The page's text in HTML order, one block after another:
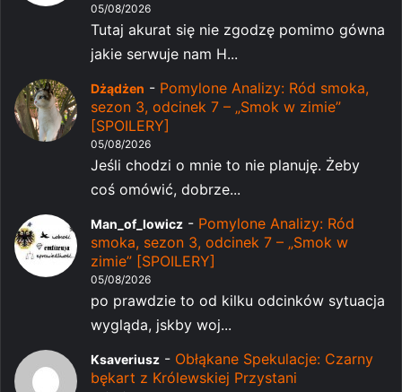
05/08/2026
Tutaj akurat się nie zgodzę pomimo gówna
jakie serwuje nam H...
Dżądżen - Pomylone Analizy: Ród smoka,
sezon 3, odcinek 7 – „Smok w zimie”
[SPOILERY]
05/08/2026
Jeśli chodzi o mnie to nie planuję. Żeby
coś omówić, dobrze...
Man_of_lowicz - Pomylone Analizy: Ród
smoka, sezon 3, odcinek 7 – „Smok w
zimie” [SPOILERY]
05/08/2026
po prawdzie to od kilku odcinków sytuacja
wygląda, jskby woj...
Ksaveriusz - Obłąkane Spekulacje: Czarny
bękart z Królewskiej Przystani